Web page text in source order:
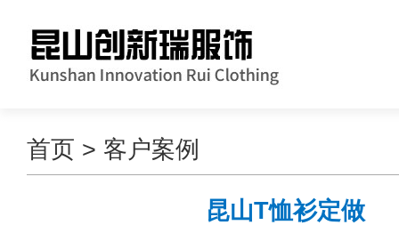
首页 > 客户案例
昆山T恤衫定做